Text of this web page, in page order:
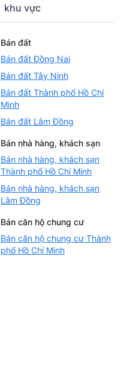
khu vực
Bán đất
Bán đất Đồng Nai
Bán đất Tây Ninh
Bán đất Thành phố Hồ Chí
Minh
Bán đất Lâm Đồng
Bán nhà hàng, khách sạn
Bán nhà hàng, khách sạn
Thành phố Hồ Chí Minh
Bán nhà hàng, khách sạn
Lâm Đồng
Bán căn hộ chung cư
Bán căn hộ chung cư Thành
phố Hồ Chí Minh